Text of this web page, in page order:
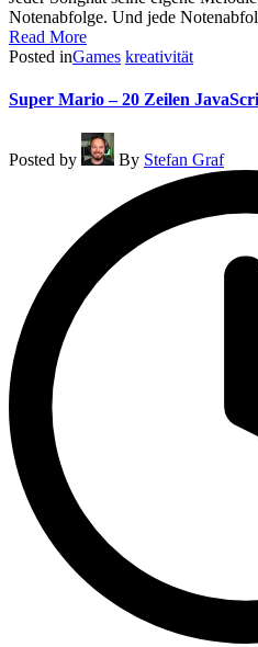
Notenabfolge. Und jede
Read More
Posted inGames kreativität
Super Mario – 20 Zeilen
Posted by By Stefan Graf